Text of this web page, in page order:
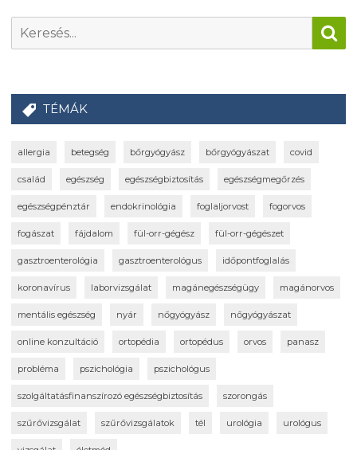
TÉMÁK
allergia betegség bőrgyógyász bőrgyógyászat covid
család egészség egészségbiztosítás egészségmegőrzés
egészségpénztár endokrinológia foglaljorvost fogorvos
fogászat fájdalom fül-orr-gégész fül-orr-gégészet
gasztroenterológia gasztroenterológus időpontfoglalás
koronavírus laborvizsgálat magánegészségügy magánorvos
mentális egészség nyár nőgyógyász nőgyógyászat
online konzultáció ortopédia ortopédus orvos panasz
probléma pszichológia pszichológus
szolgáltatásfinanszírozó egészségbiztosítás szorongás
szűrővizsgálat szűrővizsgálatok tél urológia urológus